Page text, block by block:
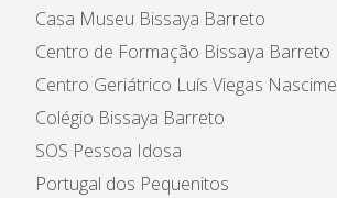
Casa Museu Bissaya Barreto
Centro de Formação Bissaya Barreto
Centro Geriátrico Luís Viegas
Colégio Bissaya Barreto
SOS Pessoa Idosa
Portugal dos Pequenitos